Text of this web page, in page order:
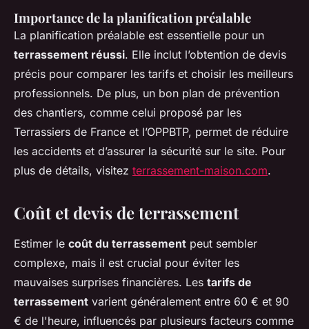
Importance de la planification préalable
La planification préalable est essentielle pour un
terrassement réussi. Elle inclut l’obtention de devis
précis pour comparer les tarifs et choisir les meilleurs
professionnels. De plus, un bon plan de prévention
des chantiers, comme celui proposé par les
Terrassiers de France et l’OPPBTP, permet de réduire
les accidents et d’assurer la sécurité sur le site. Pour
plus de détails, visitez terrassement-maison.com.
Coût et devis de terrassement
Estimer le coût du terrassement peut sembler
complexe, mais il est crucial pour éviter les
mauvaises surprises financières. Les tarifs de
terrassement varient généralement entre 60 € et 90
€ de l'heure, influencés par plusieurs facteurs comme